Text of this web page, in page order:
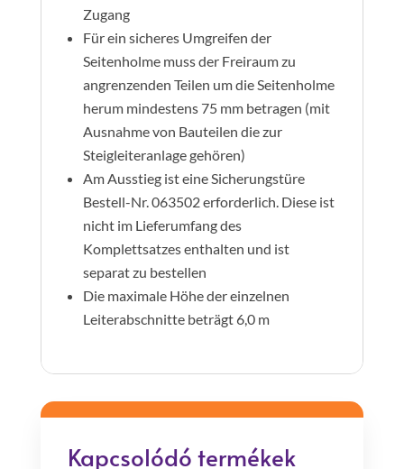
Zugang
Für ein sicheres Umgreifen der
Seitenholme muss der Freiraum zu
angrenzenden Teilen um die Seitenholme
herum mindestens 75 mm betragen (mit
Ausnahme von Bauteilen die zur
Steigleiteranlage gehören)
Am Ausstieg ist eine Sicherungstüre
Bestell-Nr. 063502 erforderlich. Diese ist
nicht im Lieferumfang des
Komplettsatzes enthalten und ist
separat zu bestellen
Die maximale Höhe der einzelnen
Leiterabschnitte beträgt 6,0 m
Kapcsolódó termékek